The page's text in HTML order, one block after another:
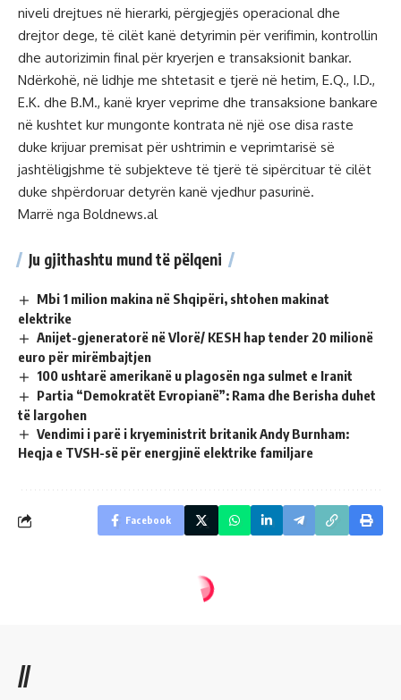
niveli drejtues në hierarki, përgjegjës operacional dhe
drejtor dege, të cilët kanë detyrimin për verifimin, kontrollin
dhe autorizimin final për kryerjen e transaksionit bankar.
Ndërkohë, në lidhje me shtetasit e tjerë në hetim, E.Q., I.D.,
E.K. dhe B.M., kanë kryer veprime dhe transaksione bankare
në kushtet kur mungonte kontrata në një ose disa raste
duke krijuar premisat për ushtrimin e veprimtarisë së
jashtëligjshme të subjekteve të tjerë të sipërcituar të cilët
duke shpërdoruar detyrën kanë vjedhur pasurinë.
Marrë nga Boldnews.al
Ju gjithashtu mund të pëlqeni
Mbi 1 milion makina në Shqipëri, shtohen makinat
elektrike
Anijet-gjeneratorë në Vlorë/ KESH hap tender 20 milionë
euro për mirëmbajtjen
100 ushtarë amerikanë u plagosën nga sulmet e Iranit
Partia “Demokratët Evropianë”: Rama dhe Berisha duhet
të largohen
Vendimi i parë i kryeministrit britanik Andy Burnham:
Heqja e TVSH-së për energjinë elektrike familjare
Facebook
//